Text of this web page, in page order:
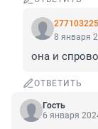
277103225
8 января
она и
ОТВЕТИТЬ
Гость
6 января